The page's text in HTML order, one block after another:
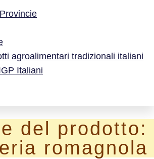
agroalimentari tradizionali italiani
Italiani
del prodotto:
romagnola